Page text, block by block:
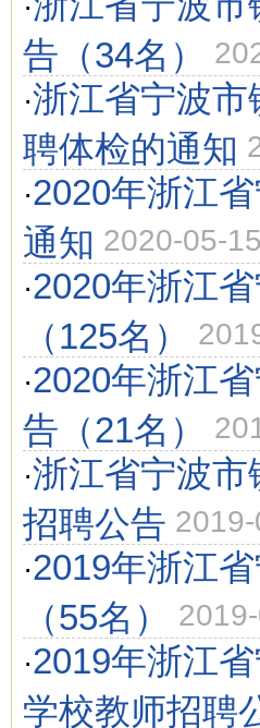
告（34名）
·浙江省宁波市
聘体检的通知
·2020年浙江
通知 2020-05-15
·2020年浙江
（125名）
·2020年浙江
告（21名）
·浙江省宁波市
招聘公告
·2019年浙江
（55名）
·2019年浙江
学校教师招聘